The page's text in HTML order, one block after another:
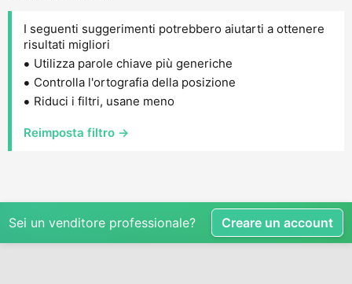
I seguenti suggerimenti potrebbero aiutarti a ottenere
risultati migliori
Utilizza parole chiave più generiche
Controlla l'ortografia della posizione
Riduci i filtri, usane meno
Reimposta filtro →
Sei un venditore professionale? Creare un account